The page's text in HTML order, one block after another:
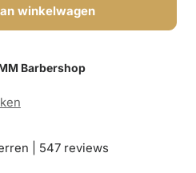
winkelwagen
Barbershop
| 547 reviews